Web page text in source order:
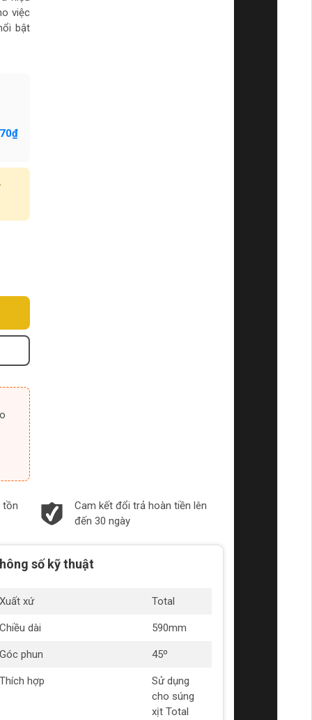
việc
bật
tồn
Cam kết đổi trả hoàn tiền lên
đến 30 ngày
số kỹ thuật
Xuất xứ Total
Chiều dài 590mm
Góc phun 45º
Thích hợp
Sử dụng
cho súng
xịt Total